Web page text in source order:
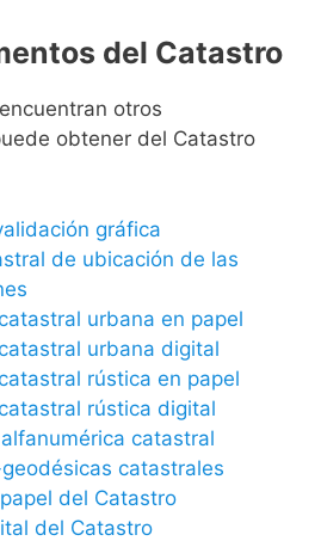
del Catastro
otros
obtener del Catastro
gráfica
de ubicación de las
urbana en papel
urbana digital
rústica en papel
rústica digital
catastral
catastrales
del Catastro
del Catastro